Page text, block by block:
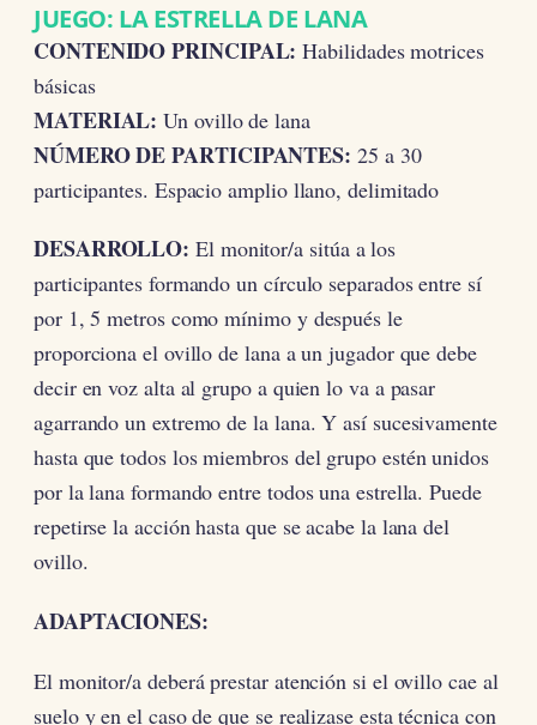
JUEGO: LA ESTRELLA DE LANA
CONTENIDO PRINCIPAL: Habilidades motrices
básicas
MATERIAL: Un ovillo de lana
NÚMERO DE PARTICIPANTES: 25 a 30
participantes. Espacio amplio llano, delimitado
DESARROLLO: El monitor/a sitúa a los
participantes formando un círculo separados entre sí
por 1, 5 metros como mínimo y después le
proporciona el ovillo de lana a un jugador que debe
decir en voz alta al grupo a quien lo va a pasar
agarrando un extremo de la lana. Y así sucesivamente
hasta que todos los miembros del grupo estén unidos
por la lana formando entre todos una estrella. Puede
repetirse la acción hasta que se acabe la lana del
ovillo.
ADAPTACIONES:
El monitor/a deberá prestar atención si el ovillo cae al
suelo y en el caso de que se realizase esta técnica con